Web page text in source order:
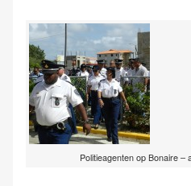
Politieagenten op Bonaire –